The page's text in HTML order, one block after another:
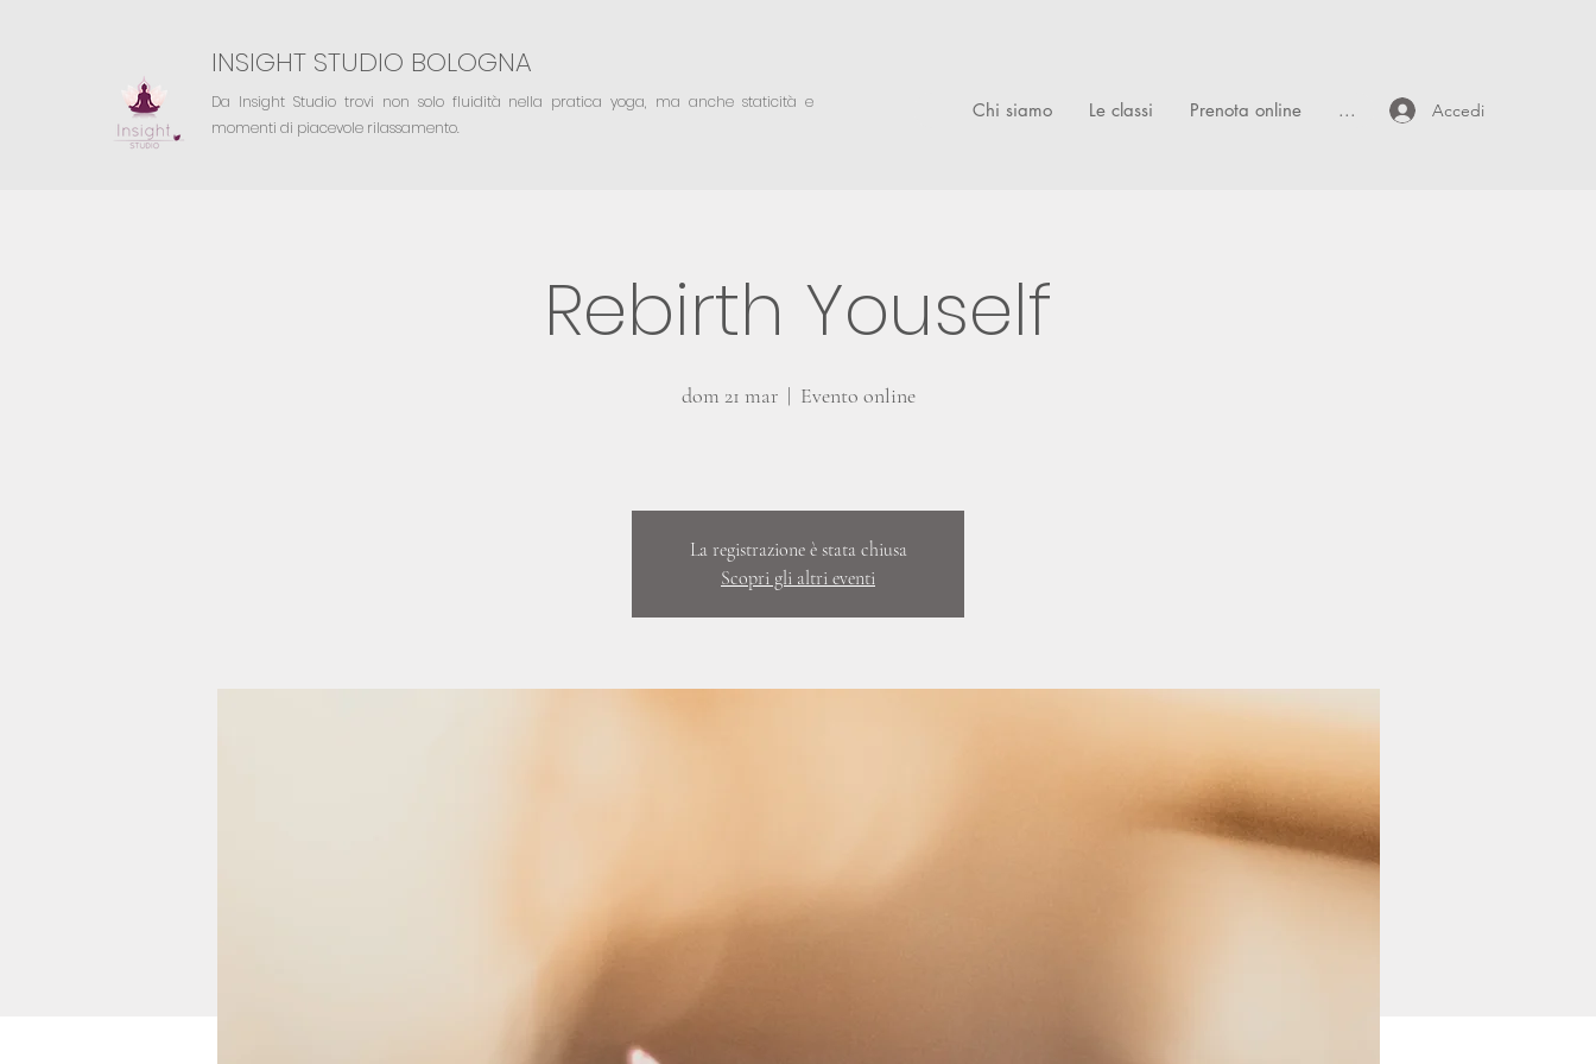
INSIGHT STUDIO BOLOGNA
Da Insight Studio trovi non solo fluidità nella pratica yoga, ma anche staticità e
momenti di piacevole rilassamento.
Accedi
Chi siamo Le classi Prenota online ...
Rebirth Youself
dom 21 mar
  |
Evento online
La registrazione è stata chiusa
Scopri gli altri eventi